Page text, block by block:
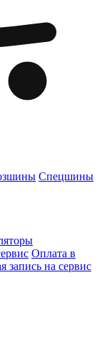
Спецшины
Оплата в
запись на сервис